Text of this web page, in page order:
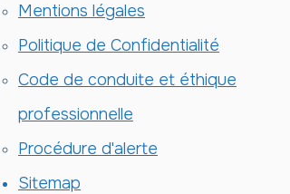
Mentions légales
Politique de Confidentialité
Code de conduite et éthique
professionnelle
Procédure d'alerte
Sitemap